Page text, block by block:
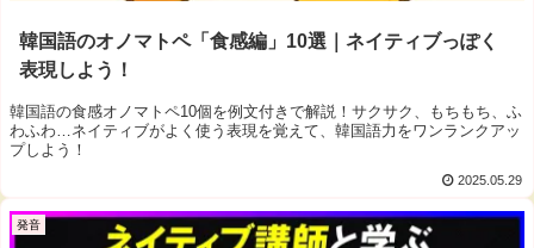
韓国語のオノマトペ「食感編」10選｜ネイティブっぽく
表現しよう！
韓国語の食感オノマトペ10個を例文付きで解説！サクサク、もちもち、ふ
わふわ…ネイティブがよく使う表現を覚えて、韓国語力をワンランクアッ
プしよう！
2025.05.29
発音